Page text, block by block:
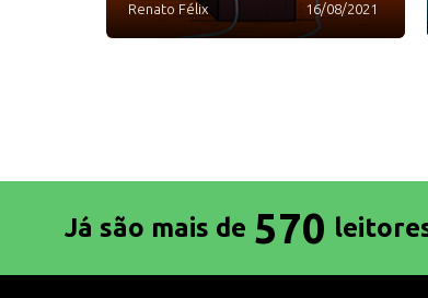
Renato Félix 16/08/2021
Já são mais de 570